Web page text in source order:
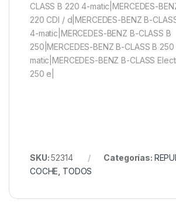
CLASS B 220 4-matic|MERCEDES-
220 CDI / d|MERCEDES-BENZ B-
4-matic|MERCEDES-BENZ B-CLASS B
250|MERCEDES-BENZ B-CLASS B
matic|MERCEDES-BENZ B-CLASS
250 e|
SKU:52314 Categorías:
COCHE TODOS